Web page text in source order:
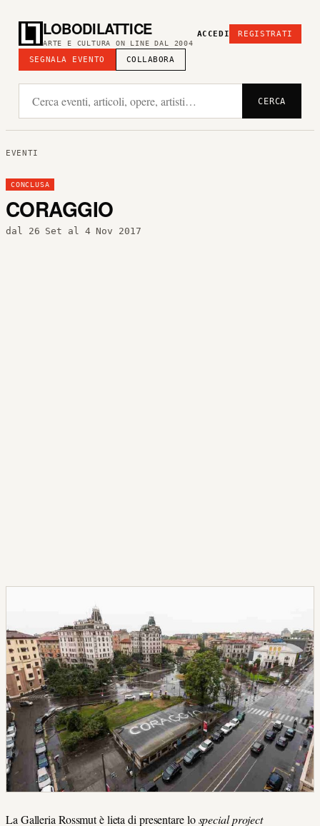
LOBODILATTICE
ARTE E CULTURA ON LINE DAL 2004
SEGNALA EVENTO COLLABORA
ACCEDI REGISTRATI
CERCA
EVENTI
CONCLUSA
CORAGGIO
dal 26 Set al 4 Nov 2017
La Galleria Rossmut è lieta di presentare lospecial project